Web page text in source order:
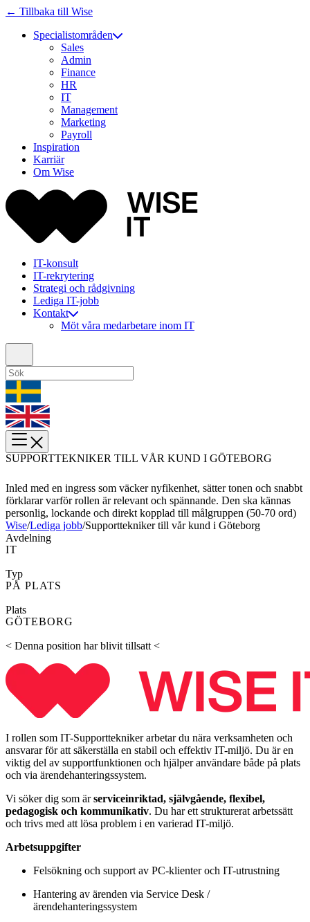
← Tillbaka till Wise
Specialistområden
Sales
Admin
Finance
HR
IT
Management
Marketing
Payroll
Inspiration
Karriär
Om Wise
IT-konsult
IT-rekrytering
Strategi och rådgivning
Lediga IT-jobb
Kontakt
Möt våra medarbetare inom IT
SUPPORTTEKNIKER TILL VÅR KUND I GÖTEBORG
Inled med en ingress som väcker nyfikenhet, sätter tonen och snabbt
förklarar varför rollen är relevant och spännande. Den ska kännas
personlig, lockande och direkt kopplad till målgruppen (50-70 ord)
Wise/Lediga jobb/Supporttekniker till vår kund i Göteborg
Avdelning
IT
Typ
PÅ PLATS
Plats
GÖTEBORG
< Denna position har blivit tillsatt <
I rollen som IT-Supporttekniker arbetar du nära verksamheten och
ansvarar för att säkerställa en stabil och effektiv IT-miljö. Du är en
viktig del av supportfunktionen och hjälper användare både på plats
och via ärendehanteringssystem.
Vi söker dig som ärserviceinriktad, självgående, flexibel,
pedagogisk och kommunikativ. Du har ett strukturerat arbetssätt
och trivs med att lösa problem i en varierad IT-miljö.
Arbetsuppgifter
Felsökning och support av PC-klienter och IT-utrustning
Hantering av ärenden via Service Desk /
ärendehanteringssystem